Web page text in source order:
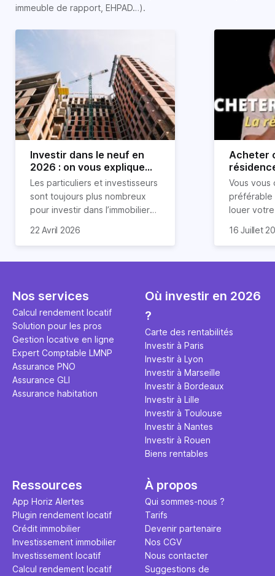
immeuble de rapport, EHPAD…).
Investir dans le neuf en
2026 : on vous explique
tout !
Les particuliers et investisseurs
sont toujours plus nombreux
pour investir dans l’immobilier
nombreux avantages à choisir
expliquons tout dans cet
22 Avril 2026
Acheter
règle
révélée
Vous vous
préférable
louer
expert en
règle
ce secret
l'argent
principale
études et
16 Juillet
Nos services
Calcul rendement locatif
Solution pour les pros
Gestion locative en ligne
Expert Comptable LMNP
Assurance PNO
Assurance GLI
Assurance habitation
Où investir en 2026
?
Carte des rentabilités
Investir à Paris
Investir à Lyon
Investir à Marseille
Investir à Bordeaux
Investir à Lille
Investir à Toulouse
Investir à Nantes
Investir à Rouen
Biens rentables
Ressources
App Horiz Alertes
Plugin rendement locatif
Crédit immobilier
Investissement immobilier
Investissement locatif
Calcul rendement locatif
À propos
Qui sommes-nous ?
Tarifs
Devenir partenaire
Nos CGV
Nous contacter
Suggestions de